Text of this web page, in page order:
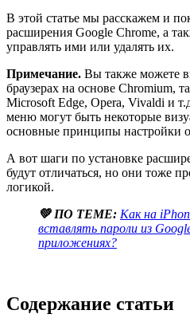
В этой статье мы расскажем и
расширения Google Chrome, а
управлять ими или удалять их.
Примечание. Вы также можете
браузерах на основе Chromium,
Microsoft Edge, Opera, Vivaldi и
меню могут быть некоторые
основные принципы настройки
А вот шаги по установке
будут отличаться, но они тоже
логикой.
💚 ПО ТЕМЕ: Как на
вставлять пароли из
приложениях?
Содержание статьи